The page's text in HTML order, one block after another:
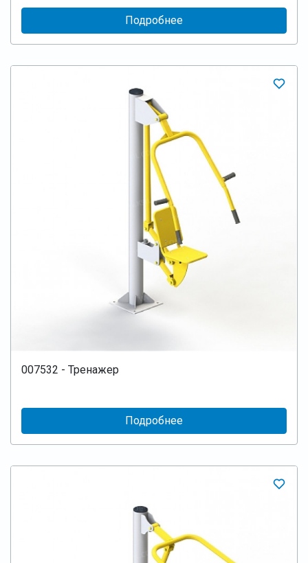
Подробнее
007532 - Тренажер
Подробнее